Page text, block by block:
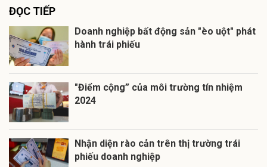
ĐỌC TIẾP
Doanh nghiệp bất động sản "èo uột" phát
hành trái phiếu
"Điểm cộng” của môi trường tín nhiệm
2024
Nhận diện rào cản trên thị trường trái
phiếu doanh nghiệp